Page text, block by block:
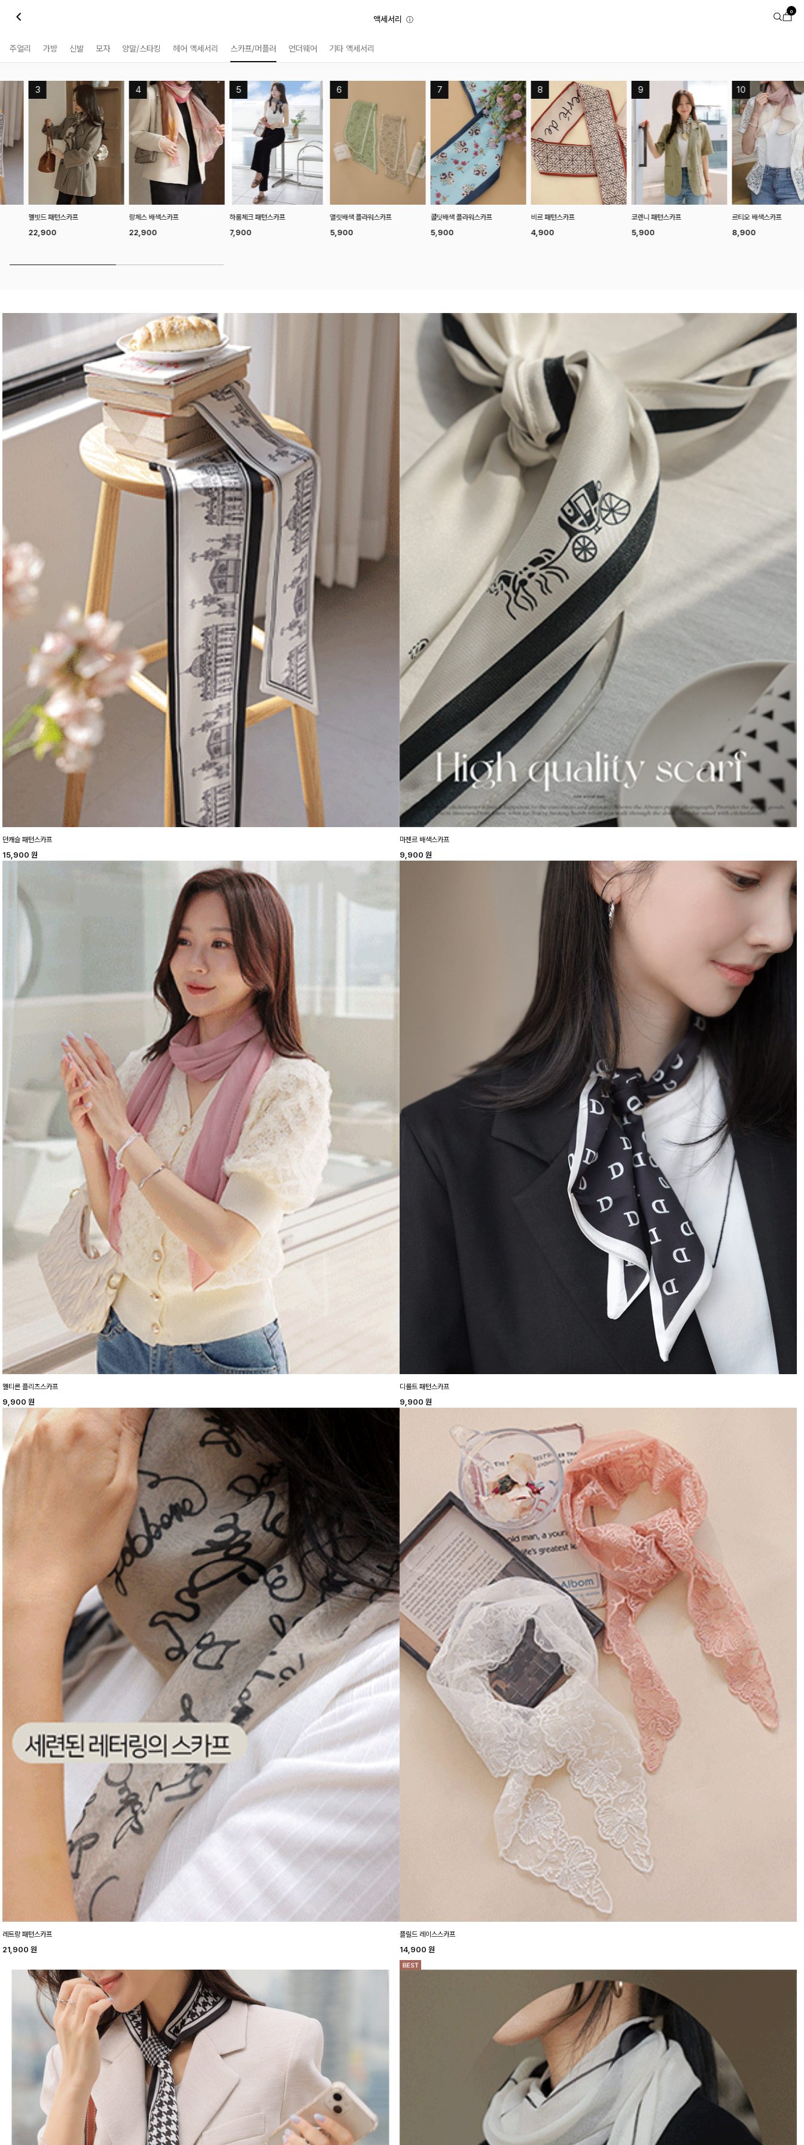
액세서리 ⓘ
0
주얼리 가방 신발 모자 양말/스타킹 헤어 액세서리 스카프/머플러 언더웨어 기타 액세서리
랑체스 배색스카프
22,900
하룸체크 패턴스카프
7,900
앨릿배색 플라워스카프
5,900
콜딧배색 플라워스카프
5,900
비르 패턴스카프
4,900
코렌니 패턴스카프
5,900
르티오 배색스카프
8,900
플릴드 레이스스카프
14,900
던캐슬 패턴스카프
15,900 원
마첸르 배색스카프
9,900 원
멜티른 플리츠스카프
9,900 원
디롤트 패턴스카프
9,900 원
레트랑 패턴스카프
21,900 원
플릴드 레이스스카프
14,900 원